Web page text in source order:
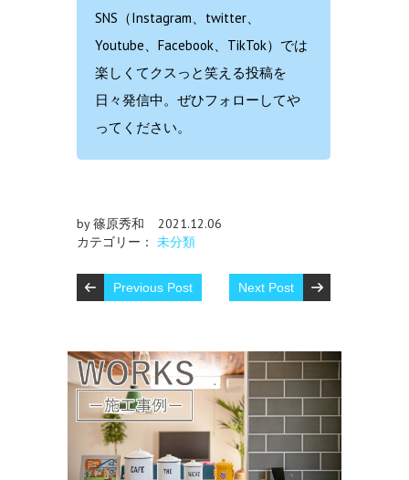
SNS（Instagram、twitter、
Youtube、Facebook、TikTok）では
楽しくてクスっと笑える投稿を
日々発信中。ぜひフォローしてや
ってください。
by 篠原秀和
2021.12.06
カテゴリー： 未分類
Previous Post Next Post